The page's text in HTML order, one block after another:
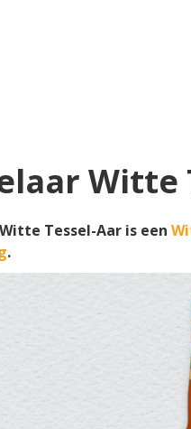
Witte
Tessel-Aar is een
.